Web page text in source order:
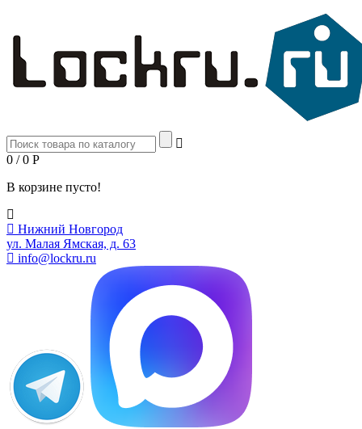
0 / 0 Р
В корзине пусто!
Нижний Новгород
ул. Малая Ямская, д. 63
info@lockru.ru